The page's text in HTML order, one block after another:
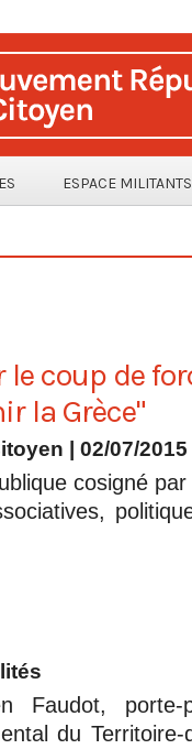
ESPACE MILITANTS
coup de
la Grèce"
| 02/07/2015
cosigné
Faudot,
du